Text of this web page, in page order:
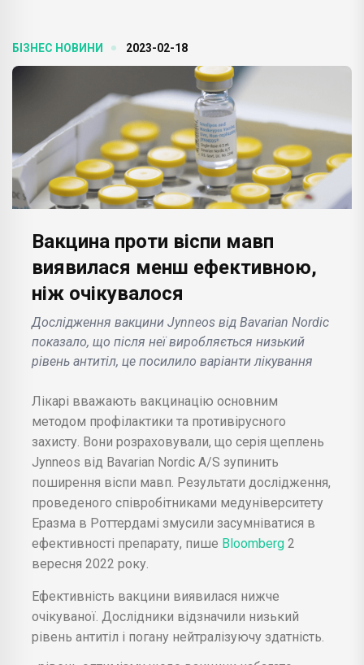
БІЗНЕС НОВИНИ 2023-02-18
Вакцина проти віспи мавп
виявилася менш ефективною,
ніж очікувалося
Дослідження вакцини Jynneos від Bavarian Nordic
показало, що після неї виробляється низький
рівень антитіл, це посилило варіанти лікування
Лікарі вважають вакцинацію основним
методом профілактики та противірусного
захисту. Вони розраховували, що серія щеплень
Jynneos від Bavarian Nordic A/S зупинить
поширення віспи мавп. Результати дослідження,
проведеного співробітниками медуніверситету
Еразма в Роттердамі змусили засумніватися в
ефективності препарату, пише Bloomberg 2
вересня 2022 року.
Ефективність вакцини виявилася нижче
очікуваної. Дослідники відзначили низький
рівень антитіл і погану нейтралізуючу здатність.